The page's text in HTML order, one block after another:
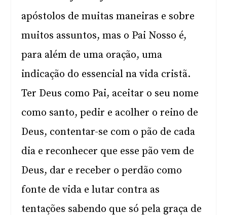
apóstolos de muitas maneiras e sobre
muitos assuntos, mas o Pai Nosso é,
para além de uma oração, uma
indicação do essencial na vida cristã.
Ter Deus como Pai, aceitar o seu nome
como santo, pedir e acolher o reino de
Deus, contentar-se com o pão de cada
dia e reconhecer que esse pão vem de
Deus, dar e receber o perdão como
fonte de vida e lutar contra as
tentações sabendo que só pela graça de